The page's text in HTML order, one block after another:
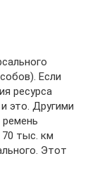
Если
ресурса
это. Другими
ремень
тыс. км
Этот